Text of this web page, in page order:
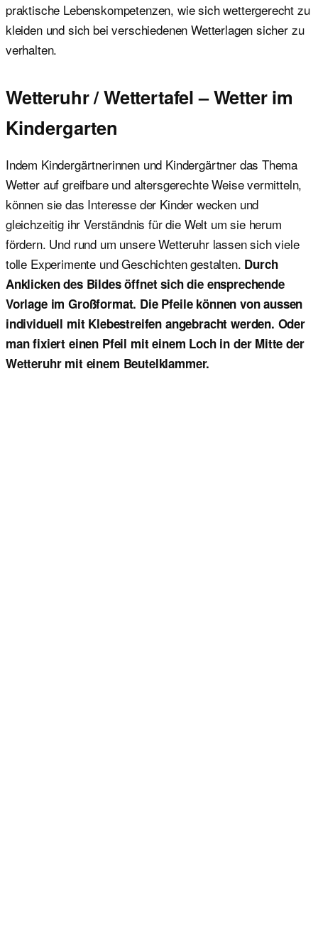
praktische Lebenskompetenzen, wie sich wettergerecht zu
kleiden und sich bei verschiedenen Wetterlagen sicher zu
verhalten.
Wetteruhr / Wettertafel – Wetter im
Kindergarten
Indem Kindergärtnerinnen und Kindergärtner das Thema
Wetter auf greifbare und altersgerechte Weise vermitteln,
können sie das Interesse der Kinder wecken und
gleichzeitig ihr Verständnis für die Welt um sie herum
fördern. Und rund um unsere Wetteruhr lassen sich viele
tolle Experimente und Geschichten gestalten. Durch
Anklicken des Bildes öffnet sich die ensprechende
Vorlage im Großformat. Die Pfeile können von aussen
individuell mit Klebestreifen angebracht werden. Oder
man fixiert einen Pfeil mit einem Loch in der Mitte der
Wetteruhr mit einem Beutelklammer.